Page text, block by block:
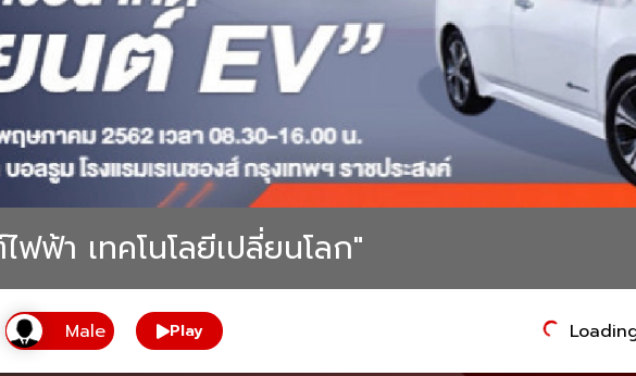
ฟฟ้า เทคโนโลยีเปลี่ยนโลก"
Play